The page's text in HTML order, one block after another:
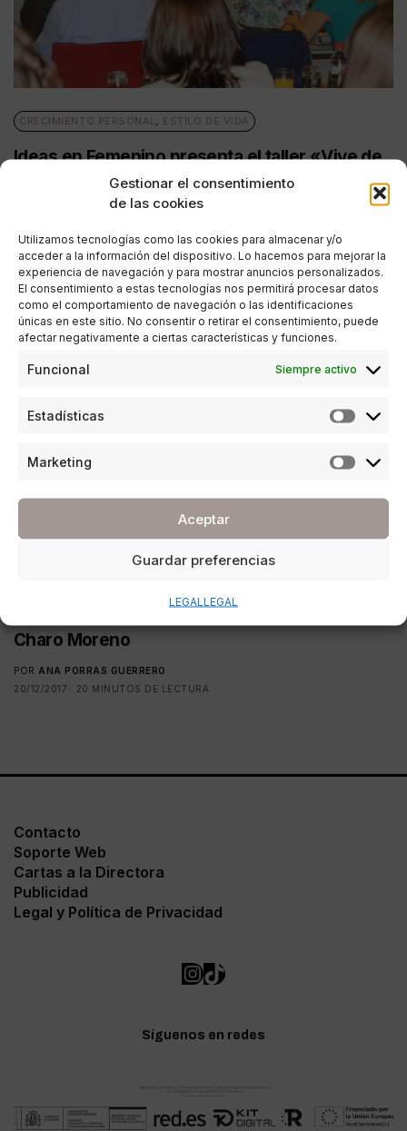
Gestionar el consentimiento
de las cookies
Utilizamos tecnologías como las cookies para almacenar y/o
acceder a la información del dispositivo. Lo hacemos para mejorar la
experiencia de navegación y para mostrar anuncios personalizados.
El consentimiento a estas tecnologías nos permitirá procesar datos
como el comportamiento de navegación o las identificaciones
únicas en este sitio. No consentir o retirar el consentimiento, puede
afectar negativamente a ciertas características y funciones.
Funcional Siempre activo
Estadísticas
Marketing
Aceptar
Guardar preferencias
LEGAL LEGAL
CRECIMIENTO PERSONAL , ESTILO DE VIDA
Ideas en Femenino presenta el taller «Vive de
tu Talento» con Celia Domínguez
ANA PORRAS GUERRERO
Charo Moreno
POR ANA PORRAS GUERRERO
20/12/2017
20 MINUTOS DE LECTURA
Contacto
Soporte Web
Cartas a la Directora
Publicidad
Legal y Política de Privacidad
Síguenos en redes